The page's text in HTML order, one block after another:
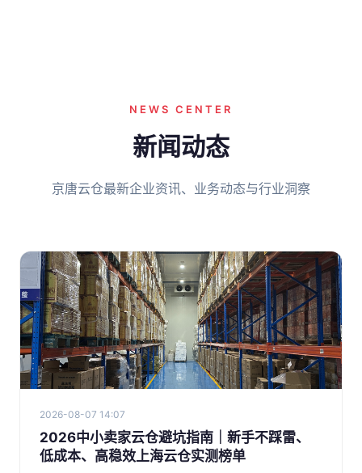
NEWS CENTER
新闻动态
京唐云仓最新企业资讯、业务动态与行业洞察
2026-08-07 14:07
2026中小卖家云仓避坑指南｜新手不踩雷、
低成本、高稳效上海云仓实测榜单